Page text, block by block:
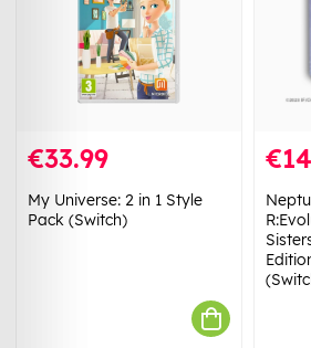
€33.99
My Universe: 2 in 1 Style
Pack (Switch)